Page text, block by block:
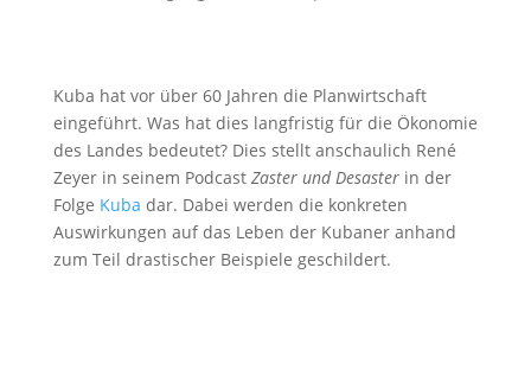
Kuba hat vor über 60 Jahren die Planwirtschaft
eingeführt. Was hat dies langfristig für die Ökonomie
des Landes bedeutet? Dies stellt anschaulich René
Zeyer in seinem Podcast Zaster und Desasterin der
Folge Kuba dar. Dabei werden die konkreten
Auswirkungen auf das Leben der Kubaner anhand
zum Teil drastischer Beispiele geschildert.